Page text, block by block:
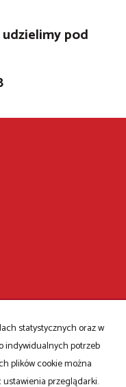
pod
statystycznych oraz w
indywidualnych potrzeb
plików cookie można
przeglądarki.